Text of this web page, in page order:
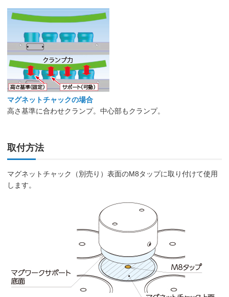
マグネットチャックの場合
高さ基準に合わせクランプ。中心部もクランプ。
取付方法
マグネットチャック（別売り）表面のM8タップに取り付けて使用
します。